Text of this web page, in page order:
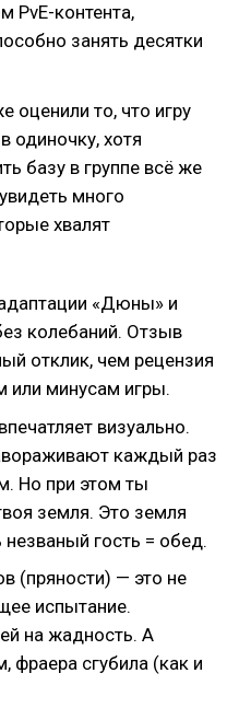
PvE-контента,
занять десятки
оценили то, что игру
одиночку, хотя
базу в группе всё же
много
хвалят
«Дюны» и
колебаний. Отзыв
отклик, чем рецензия
или минусам игры.
визуально.
каждый раз
Но при этом ты
земля. Это земля
гость = обед.
(пряности) — это не
испытание.
на жадность. А
фраера сгубила (как и